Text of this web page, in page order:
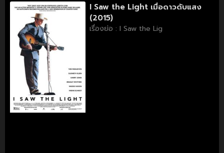
I Saw the Light เมื่อดาวดับแสง
(2015)
เรื่องย่อ : I Saw the Lig